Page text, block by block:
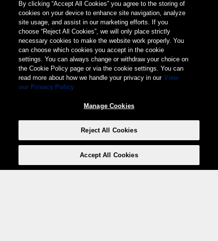
By clicking “Accept All Cookies” you agree to the storing of
cookies on your device to enhance site navigation, analyze
site usage, and assist in our marketing efforts. If you
choose “Reject All Cookies”, we will only place strictly
necessary cookies to make the website work properly. You
can choose which cookies you accept in the cookie
settings. You can always change or withdraw your choice on
the Cookie Policy page or via the cookie settings. You can
read more about how we handle your privacy in our View
our Privacy Policy
Manage Cookies
Reject All Cookies
Accept All Cookies